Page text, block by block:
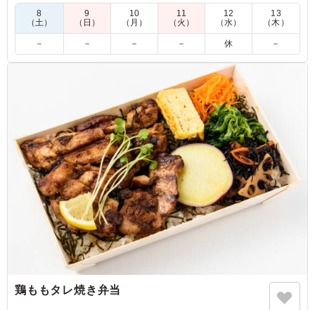
を与えてくれます。さらに彩り豊かなひじき煮や人参ナムルが
お口の中で広がり、満足感を一層引き立てます。
5.0
大好きな鯖と唐揚げが一度に味わえる贅沢なお弁当。鯖は
旨味が凝縮されていて、唐揚げは冷めてもジューシーさが
保たれています。ボリューム満点でお腹いっぱい、元気が
もらえる大満足のメニューでした。
ご利用シーン：ロケ・撮影›スタジオ撮影
東京都世田谷区野沢2026/06/15
8
（土）
9
（日）
10
（月）
11
（火）
12
（水）
13
（木）
－ － － － 休 －
鶏ももタレ焼き弁当